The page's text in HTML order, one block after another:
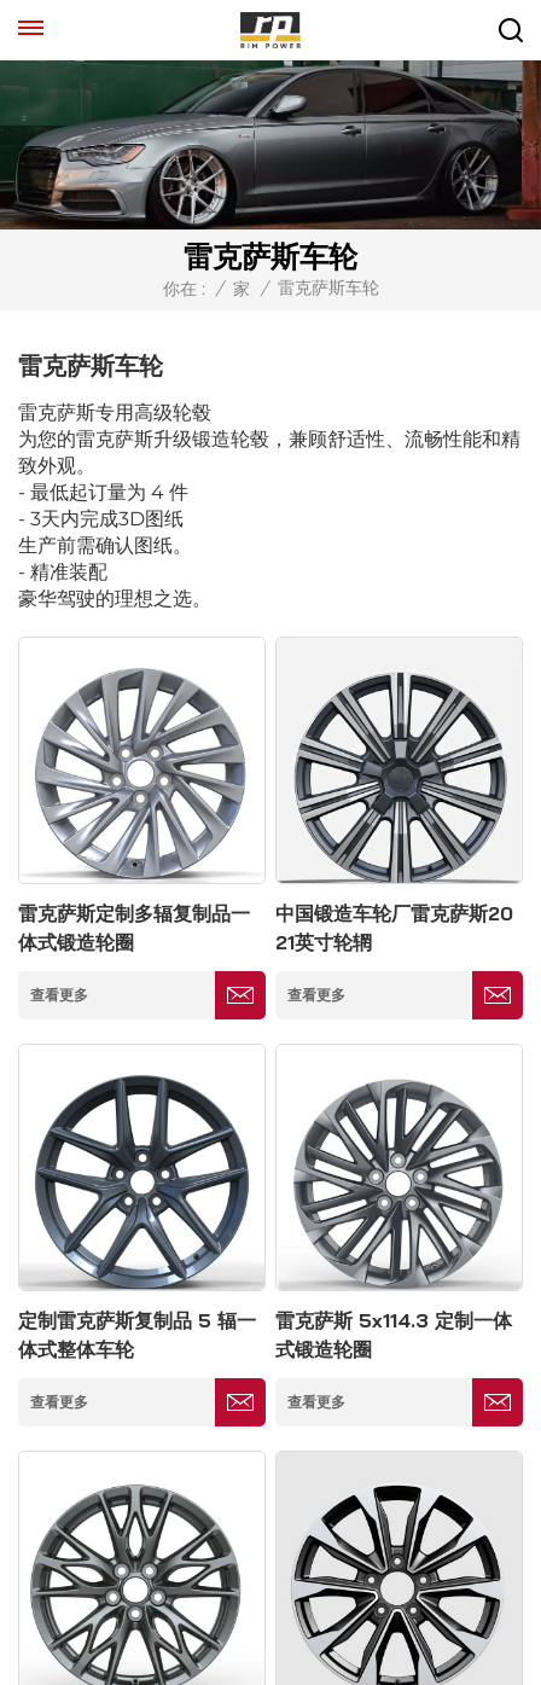
雷克萨斯车轮
你在 : / 家 / 雷克萨斯车轮
雷克萨斯车轮
雷克萨斯专用高级轮毂
为您的雷克萨斯升级锻造轮毂，兼顾舒适性、流畅性能和精
致外观。
- 最低起订量为 4 件
- 3天内完成3D图纸
生产前需确认图纸。
- 精准装配
豪华驾驶的理想之选。
雷克萨斯定制多辐复制品一
体式锻造轮圈
查看更多
中国锻造车轮厂雷克萨斯20
21英寸轮辋
查看更多
定制雷克萨斯复制品 5 辐一
体式整体车轮
查看更多
雷克萨斯 5x114.3 定制一体
式锻造轮圈
查看更多